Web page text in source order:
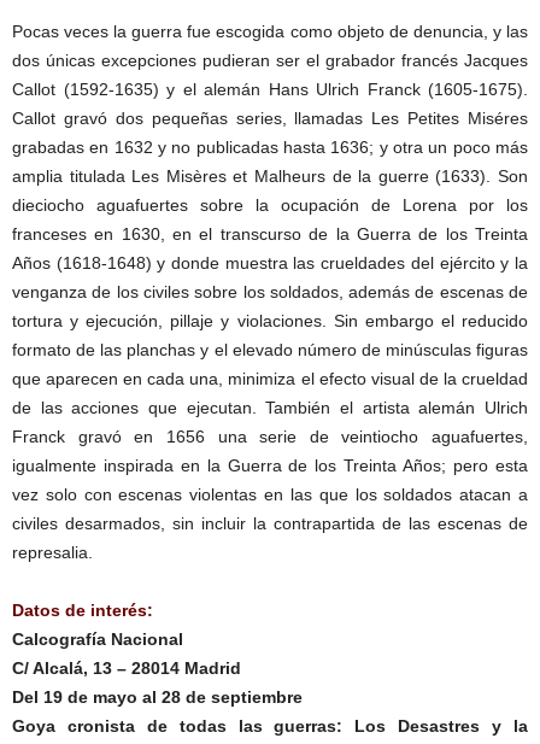
Pocas veces la guerra fue escogida como objeto de denuncia, y las
dos únicas excepciones pudieran ser el grabador francés Jacques
Callot (1592-1635) y el alemán Hans Ulrich Franck (1605-1675).
Callot gravó dos pequeñas series, llamadas Les Petites Miséres
grabadas en 1632 y no publicadas hasta 1636; y otra un poco más
amplia titulada Les Misères et Malheurs de la guerre (1633). Son
dieciocho aguafuertes sobre la ocupación de Lorena por los
franceses en 1630, en el transcurso de la Guerra de los Treinta
Años (1618-1648) y donde muestra las crueldades del ejército y la
venganza de los civiles sobre los soldados, además de escenas de
tortura y ejecución, pillaje y violaciones. Sin embargo el reducido
formato de las planchas y el elevado número de minúsculas figuras
que aparecen en cada una, minimiza el efecto visual de la crueldad
de las acciones que ejecutan. También el artista alemán Ulrich
Franck gravó en 1656 una serie de veintiocho aguafuertes,
igualmente inspirada en la Guerra de los Treinta Años; pero esta
vez solo con escenas violentas en las que los soldados atacan a
civiles desarmados, sin incluir la contrapartida de las escenas de
represalia.
Datos de interés:
Calcografía Nacional
C/ Alcalá, 13 – 28014 Madrid
Del 19 de mayo al 28 de septiembre
Goya cronista de todas las guerras: Los Desastres y la